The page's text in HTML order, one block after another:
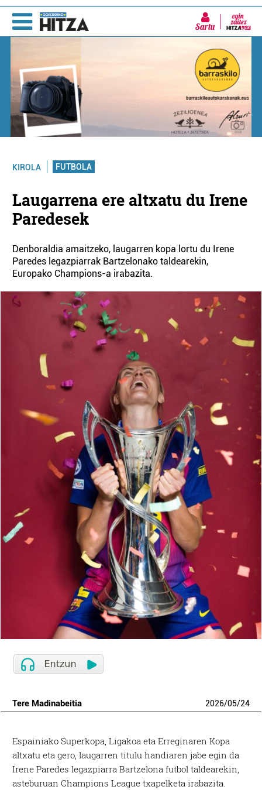
Sartu
KIROLA FUTBOLA
Laugarrena ere altxatu du Irene
Paredesek
Denboraldia amaitzeko, laugarren kopa lortu du Irene
Paredes legazpiarrak Bartzelonako taldearekin,
Europako Champions-a irabazita.
Tere Madinabeitia 2026/05/24
Espainiako Superkopa, Ligakoa eta Erreginaren Kopa
altxatu eta gero, laugarren titulu handiaren jabe egin da
Irene Paredes legazpiarra Bartzelona futbol taldearekin,
asteburuan Champions League txapelketa irabazita.